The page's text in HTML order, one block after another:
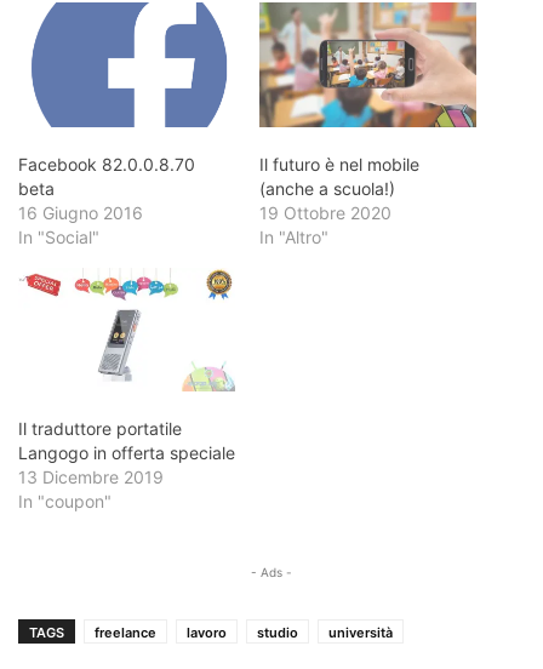
Facebook 82.0.0.8.70
beta
16 Giugno 2016
In "Social"
Il futuro è nel mobile
(anche a scuola!)
19 Ottobre 2020
In "Altro"
Il traduttore portatile
Langogo in offerta speciale
13 Dicembre 2019
In "coupon"
- Ads -
TAGS freelance lavoro studio università